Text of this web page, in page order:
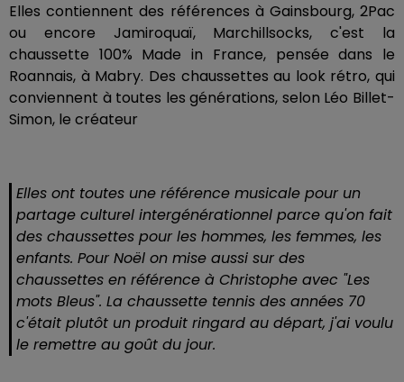
Elles contiennent des références à Gainsbourg, 2Pac
ou encore Jamiroquaï, Marchillsocks, c'est la
chaussette 100% Made in France, pensée dans le
Roannais, à Mabry. Des chaussettes au look rétro, qui
conviennent à toutes les générations, selon Léo Billet-
Simon, le créateur
Elles ont toutes une référence musicale pour un
partage culturel intergénérationnel parce qu'on fait
des chaussettes pour les hommes, les femmes, les
enfants. Pour Noël on mise aussi sur des
chaussettes en référence à Christophe avec "Les
mots Bleus". La chaussette tennis des années 70
c'était plutôt un produit ringard au départ, j'ai voulu
le remettre au goût du jour.